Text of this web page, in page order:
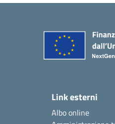
Link esterni
Albo online